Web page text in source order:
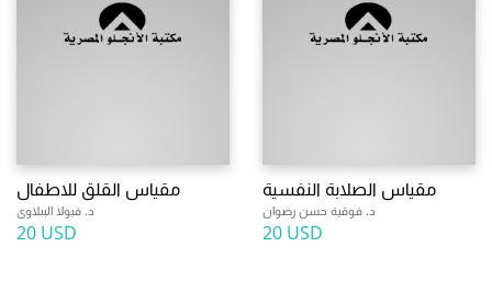
مقياس القلق للاطفال
د. فيولا الببلاوى
20 USD
مقياس الصلابة النفسية
د. فوقية حسن رضوان
20 USD